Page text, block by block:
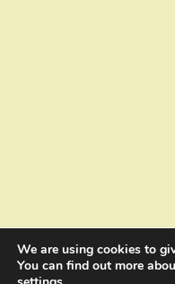
We are using cookies to
You can find out more